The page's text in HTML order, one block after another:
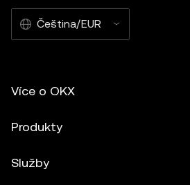
Čeština/EUR
Více o OKX
Produkty
Služby